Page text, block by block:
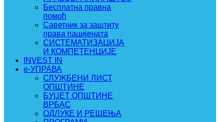
Бесплатна правна
помоћ
Саветник за заштиту
права пацијената
СИСТЕМАТИЗАЦИЈА
И КОМПЕТЕНЦИЈЕ
INVEST IN
e-УПРАВА
СЛУЖБЕНИ ЛИСТ
ОПШТИНЕ
БУЏЕТ ОПШТИНЕ
ВРБАС
ОДЛУКЕ И РЕШЕЊА